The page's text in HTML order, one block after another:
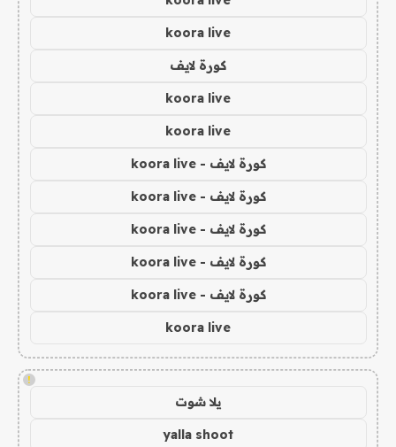
koora live
كورة لايف
koora live
koora live
كورة لايف - koora live
كورة لايف - koora live
كورة لايف - koora live
كورة لايف - koora live
كورة لايف - koora live
koora live
!
يلا شوت
yalla shoot